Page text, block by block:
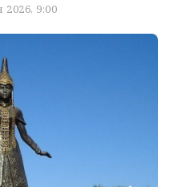
2026, 9:00